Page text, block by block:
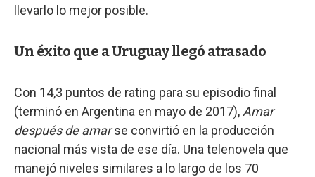
llevarlo lo mejor posible.
Un éxito que a Uruguay llegó atrasado
Con 14,3 puntos de rating para su episodio final
(terminó en Argentina en mayo de 2017),Amar
después de amarse convirtió en la producción
nacional más vista de ese día. Una telenovela que
manejó niveles similares a lo largo de los 70